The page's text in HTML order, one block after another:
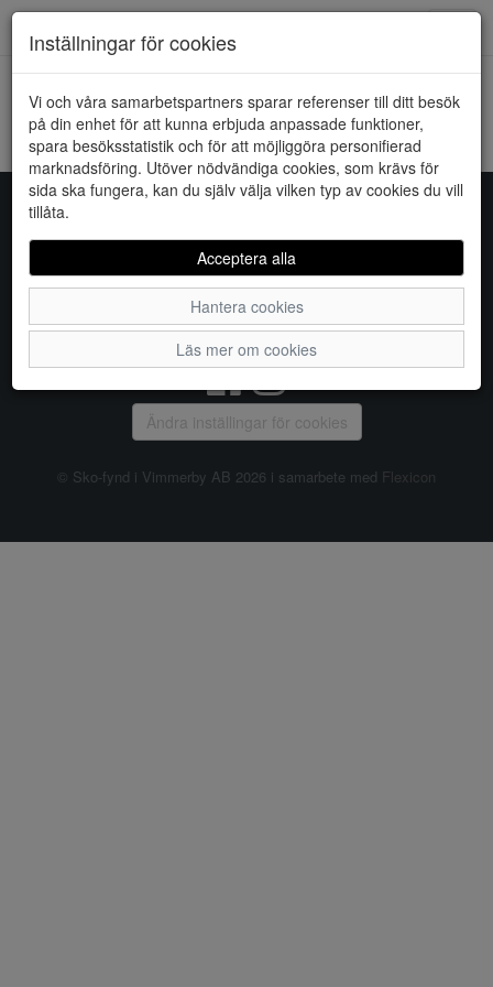
HEM VERO MODA
Kunde inte hitta några artiklar...
Inställningar för cookies
Vi och våra samarbetspartners sparar referenser till ditt besök
på din enhet för att kunna erbjuda anpassade funktioner,
spara besöksstatistik och för att möjliggöra personifierad
marknadsföring. Utöver nödvändiga cookies, som krävs för
sida ska fungera, kan du själv välja vilken typ av cookies du vill
tillåta.
Acceptera alla
Hantera cookies
Läs mer om cookies
Sko-fynd i Vimmerby AB
S:t Torget 2, 598 21 VIMMERBY, Telefon:
| Om oss Kontakta oss
Ändra inställingar för cookies
© Sko-fynd i Vimmerby AB 2026 i samarbete med Flexicon